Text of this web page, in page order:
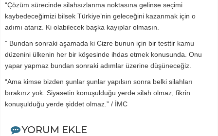
“Çözüm sürecinde silahsızlanma noktasına gelinse seçimi
kaybedeceğimizi bilsek Türkiye’nin geleceğini kazanmak için o
adımı atarız. Ki olabilecek başka kayıplar olmasın.
” Bundan sonraki aşamada ki Cizre bunun için bir testtir kamu
düzenini ülkenin her bir köşesinde ihdas etmek konusunda. Onu
yapar yapmaz bundan sonraki adımlar üzerine düşüneceğiz.
“Ama kimse bizden şunlar şunlar yapılsın sonra belki silahları
bırakırız yok. Siyasetin konuşulduğu yerde silah olmaz, fikrin
konuşulduğu yerde şiddet olmaz.” / İMC
YORUM EKLE